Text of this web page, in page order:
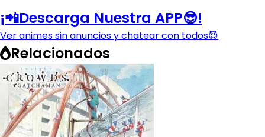
¡📲Descarga Nuestra APP😎!
Ver animes sin anuncios y chatear con todos😈
Relacionados